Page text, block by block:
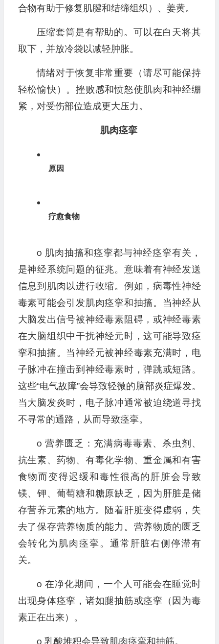
合物有助于修复肌腱和结缔组织）、姜黄。
压缩套筒是有帮助的。可以在白天将其
取下，并放冷袋以减轻肿胀。
情绪对于恢复非常重要（请尽可能保持
轻松愉快）。挫败感和愤怒使肌肉和神经绷
紧，对受伤部位造成更大压力。
肌肉痉挛
原因
疗愈食物
o 肌肉抽搐和痉挛都与神经痉挛有关，
是神经系统问题的征兆。意味着有神经发送
信息到肌肉以进行收缩。例如，病毒性神经
毒素可能会引发肌肉痉挛和抽搐。当神经从
大脑发出信号被神经毒素阻碍，或神经毒素
在大脑组织中干扰神经元时，这可能导致痉
挛和抽搐。当神经元被神经毒素充满时，电
子脉冲在撞击到神经毒素时，弹跳或短路。
这些“电气故障”会导致轻微的脑部炎症爆发。
当大脑发炎时，电子脉冲通常被迫绕道寻找
不寻常的通路，从而导致痉挛。
o 营养匮乏：充满病毒毒素、杀虫剂、
抗生素、药物、有毒化学物、重金属和有害
食物而变得迟缓和毒性很高的肝脏会导致
镁、钾、葡萄糖和糖原缺乏，因为肝脏是储
存营养元素的地方。随着肝脏变得虚弱，失
去了保存营养物质的能力。营养物质的匮乏
会转化为肌肉痉挛。通常肝脏右侧停滞有
关。
o 在净化期间，一个人可能会在睡觉时
出现身体痉挛，诸如腿抽筋或痉挛（因为毒
素正在出来）。
o 乳酸堆积会导致肌肉痉挛和抽筋。